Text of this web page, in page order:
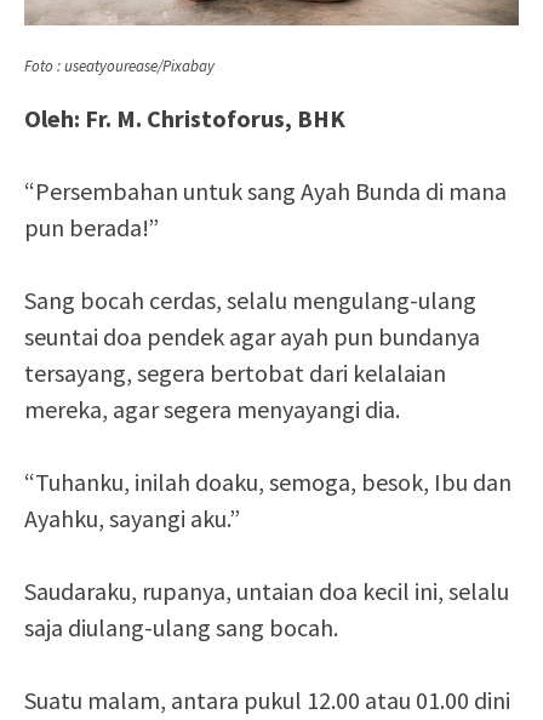
Foto : useatyourease/Pixabay
Oleh: Fr. M. Christoforus, BHK
“Persembahan untuk sang Ayah Bunda di mana
pun berada!”
Sang bocah cerdas, selalu mengulang-ulang
seuntai doa pendek agar ayah pun bundanya
tersayang, segera bertobat dari kelalaian
mereka, agar segera menyayangi dia.
“Tuhanku, inilah doaku, semoga, besok, Ibu dan
Ayahku, sayangi aku.”
Saudaraku, rupanya, untaian doa kecil ini, selalu
saja diulang-ulang sang bocah.
Suatu malam, antara pukul 12.00 atau 01.00 dini